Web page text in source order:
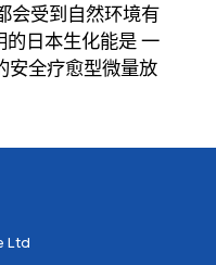
会受到自然环境有
的日本生化能是 一
安全疗愈型微量放
Ltd